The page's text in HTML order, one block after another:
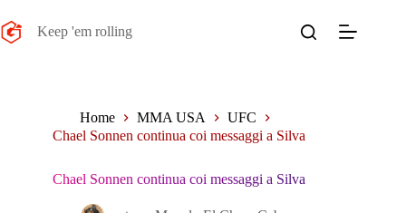
al
contenuto
Keep 'em rolling
Home MMA USA
UFC
Chael Sonnen continua coi messaggi a Silva
Chael Sonnen continua coi messaggi a Silva